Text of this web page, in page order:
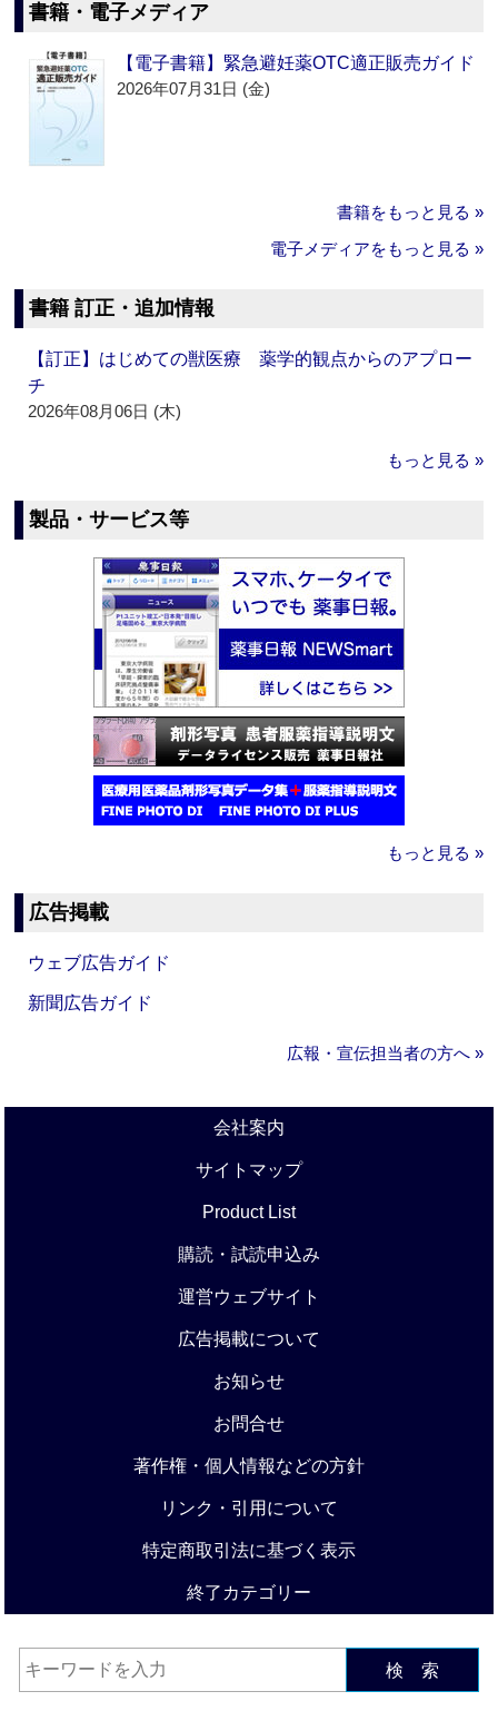
書籍・電子メディア
【電子書籍】緊急避妊薬OTC適正販売ガイド
2026年07月31日 (金)
書籍をもっと見る »
電子メディアをもっと見る »
書籍 訂正・追加情報
【訂正】はじめての獣医療 薬学的観点からのアプロー
チ
2026年08月06日 (木)
もっと見る »
製品・サービス等
もっと見る »
広告掲載
ウェブ広告ガイド
新聞広告ガイド
広報・宣伝担当者の方へ »
会社案内
サイトマップ
Product List
購読・試読申込み
運営ウェブサイト
広告掲載について
お知らせ
お問合せ
著作権・個人情報などの方針
リンク・引用について
特定商取引法に基づく表示
終了カテゴリー
検 索